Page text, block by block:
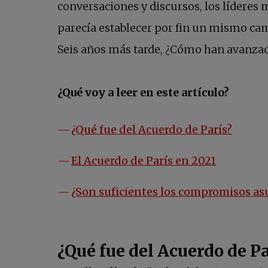
conversaciones y discursos, los
parecía establecer por fin un mismo
Seis años más tarde, ¿Cómo han
¿Qué voy a leer en este artículo?
¿Qué fue del Acuerdo de París?
El Acuerdo de París en 2021
¿Son suficientes los compromisos
¿Qué fue del Acuerdo de